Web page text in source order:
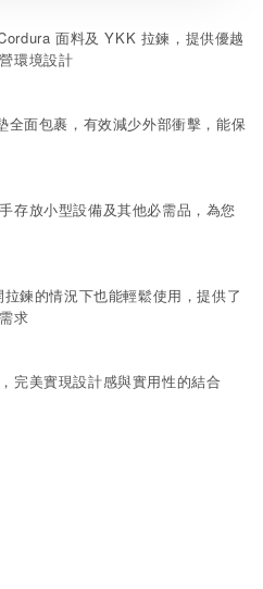
面料及 YKK 拉鍊，提供優越
環境設計
全面包裹，有效減少外部衝擊，能保
存放小型設備及其他必需品，為您
鍊的情況下也能輕鬆使用，提供了
求
完美實現設計感與實用性的結合